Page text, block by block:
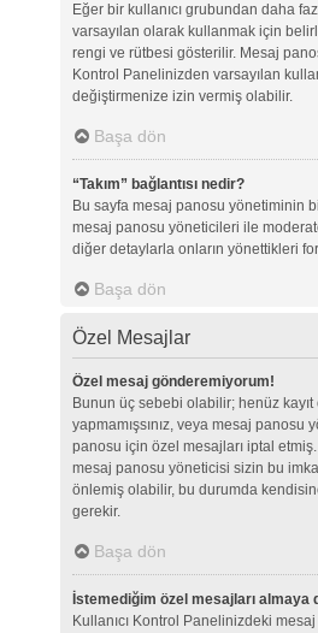
Eğer bir kullanıcı grubundan daha
varsayılan olarak kullanmak için
rengi ve rütbesi gösterilir. Mesaj
Kontrol Panelinizden varsayılan
değiştirmenize izin vermiş olabilir.
Başa dön
“Takım” bağlantısı nedir?
Bu sayfa mesaj panosu yönetiminin
mesaj panosu yöneticileri ile
diğer detaylarla onların yönettikleri
Başa dön
Özel Mesajlar
Özel mesaj gönderemiyorum!
Bunun üç sebebi olabilir; henüz kayıt
yapmamışsınız, veya mesaj panosu
panosu için özel mesajları iptal
mesaj panosu yöneticisi sizin bu
önlemiş olabilir, bu durumda
gerekir.
Başa dön
İstemediğim özel mesajları almaya
Kullanıcı Kontrol Panelinizdeki